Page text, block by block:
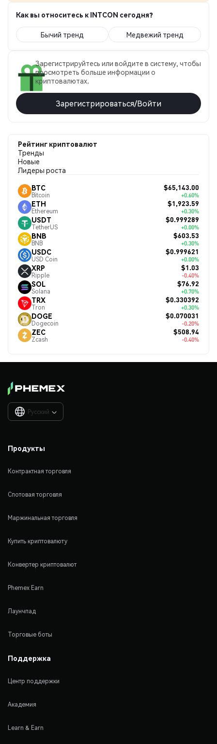
Как вы относитесь к INTCON сегодня?
Бычий тренд Медвежий тренд
Зарегистрируйтесь или войдите в систему, чтобы
просмотреть больше информации о
криптовалютах.
Зарегистрироваться/Войти
Рейтинг криптовалют
Тренды
Новые
Лидеры роста
BTC
Bitcoin
$65,143.00
+0.60%
ETH
Ethereum
$1,923.59
+0.30%
USDT
TetherUS
$0.999289
+0.00%
BNB
BNB
$603.53
+0.30%
USDC
USD Coin
$0.999621
+0.00%
XRP
Ripple
$1.03
-0.40%
SOL
Solana
$76.92
+0.70%
TRX
Tron
$0.330392
+0.30%
DOGE
Dogecoin
$0.070031
-0.20%
ZEC
Zcash
$508.94
-0.40%
Русский 
Продукты
Контрактная торговля
Спотовая торговля
Маржинальная торговля
Купить криптовалюту
Конвертер криптовалют
Phemex Earn
Лаунчпад
Торговые боты
Поддержка
Центр поддержки
Академия
Learn & Earn